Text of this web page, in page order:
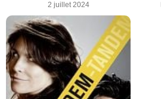
2 juillet 2024